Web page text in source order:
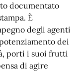
documentato
È
degli agenti
dei
porti i suoi frutti
di agire